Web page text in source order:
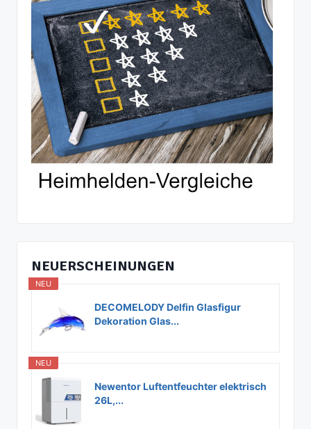
NEUERSCHEINUNGEN
NEU
DECOMELODY Delfin Glasfigur
Dekoration Glas...
NEU
Newentor Luftentfeuchter elektrisch
26L,...